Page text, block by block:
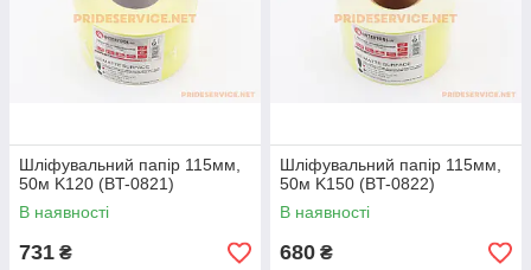
Шліфувальний папір 115мм,
50м K120 (BT-0821)
В наявності
731 ₴
Шліфувальний папір 115мм,
50м K150 (BT-0822)
В наявності
680 ₴